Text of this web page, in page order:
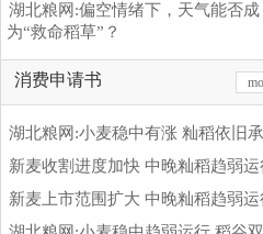
湖北粮网:偏空情绪下，天气能否成
为“救命稻草”？
消费申请书
湖北粮网:小麦稳中有涨 籼稻依旧
新麦收割进度加快 中晚籼稻趋弱运
新麦上市范围扩大 中晚籼稻趋弱运